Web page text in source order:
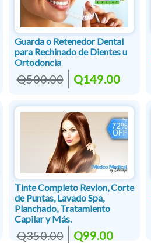
Guarda o Retenedor Dental
para Rechinado de Dientes u
Ortodoncia
Q500.00 Q149.00
Tinte Completo Revlon, Corte
de Puntas, Lavado Spa,
Planchado, Tratamiento
Capilar y Más.
Q350.00 Q99.00